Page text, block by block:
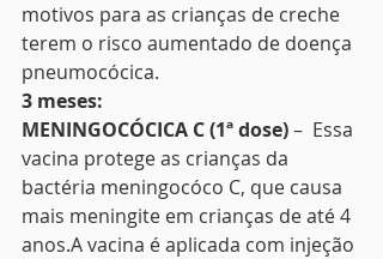
motivos para as crianças de creche
terem o risco aumentado de doença
pneumocócica.
3 meses:
MENINGOCÓCICA C (1ª dose) –  Essa
vacina protege as crianças da
bactéria meningocóco C, que causa
mais meningite em crianças de até 4
anos.A vacina é aplicada com injeção